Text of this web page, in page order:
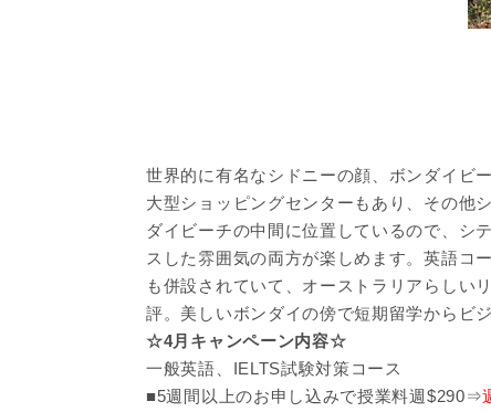
世界的に有名なシドニーの顔、ボンダイビ
大型ショッピングセンターもあり、その他
ダイビーチの中間に位置しているので、シ
スした雰囲気の両方が楽しめます。英語コ
も併設されていて、オーストラリアらしい
評。美しいボンダイの傍で短期留学からビ
☆4月キャンペーン内容☆
一般英語、IELTS試験対策コース
■5週間以上のお申し込みで授業料週$290⇒